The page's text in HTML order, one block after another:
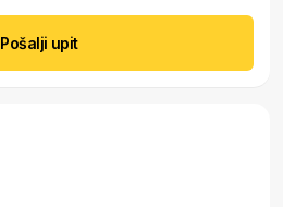
Pošalji upit